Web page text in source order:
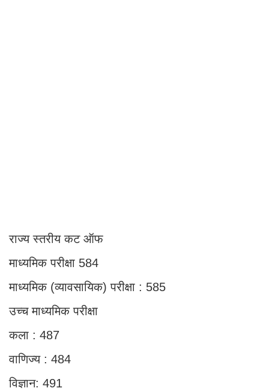
राज्य स्तरीय कट ऑफ
माध्यमिक परीक्षा 584
माध्यमिक (व्यावसायिक) परीक्षा : 585
उच्च माध्यमिक परीक्षा
कला : 487
वाणिज्य : 484
विज्ञान: 491